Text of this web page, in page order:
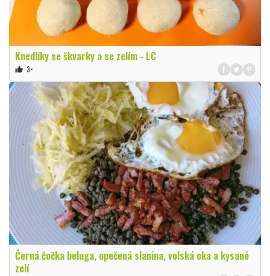
Knedlíky se škvarky a se zelím - LC
thumb_up 3×
Černá čočka beluga, opečená slanina, volská oka a kysané
zelí